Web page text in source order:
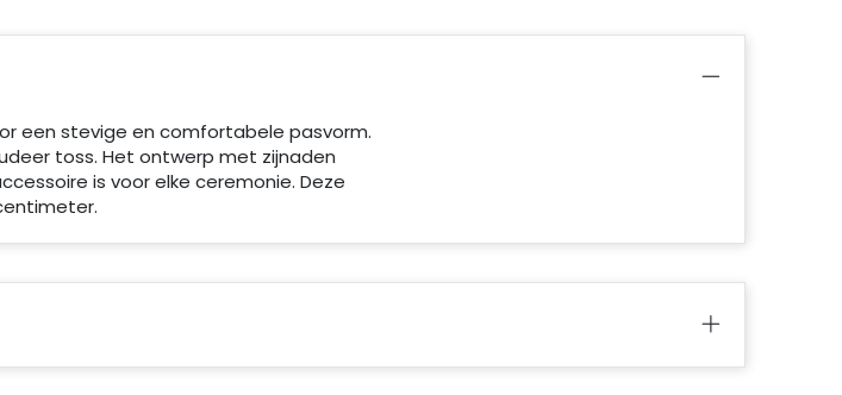
een stevige en comfortabele pasvorm.
toss. Het ontwerp met zijnaden
is voor elke ceremonie. Deze